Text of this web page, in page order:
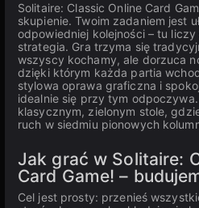
Solitaire: Classic Online Card
skupienie. Twoim zadaniem jest
odpowiedniej kolejności – tu liczy
strategia. Gra trzyma się
wszyscy kochamy, ale dorzuca
dzięki którym każda partia
stylowa oprawa graficzna i
idealnie się przy tym odpoczywa.
klasycznym, zielonym stole,
ruch w siedmiu pionowych
Jak grać w Solitaire:
Card Game! –
Cel jest prosty: przenieś